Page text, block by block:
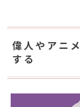
偉人やアニ
する